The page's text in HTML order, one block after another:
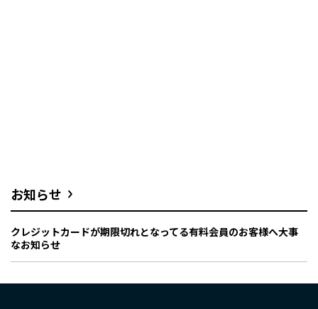
お知らせ
クレジットカードが期限切れとなってる有料会員のお客様へ大事
なお知らせ